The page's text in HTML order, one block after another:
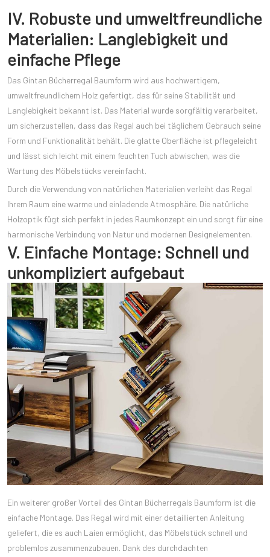
IV. Robuste und umweltfreundliche
Materialien: Langlebigkeit und
einfache Pflege
Das Gintan Bücherregal Baumform wird aus hochwertigem,
umweltfreundlichem Holz gefertigt, das für seine Stabilität und
Langlebigkeit bekannt ist. Das Material wurde sorgfältig verarbeitet,
um sicherzustellen, dass das Regal auch bei täglichem Gebrauch seine
Form und Funktionalität behält. Die glatte Oberfläche ist pflegeleicht
und lässt sich leicht mit einem feuchten Tuch abwischen, was die
Wartung des Möbelstücks vereinfacht.
Durch die Verwendung von natürlichen Materialien verleiht das Regal
Ihrem Raum eine warme und einladende Atmosphäre. Die natürliche
Holzoptik fügt sich perfekt in jedes Raumkonzept ein und sorgt für eine
harmonische Verbindung von Natur und modernen Designelementen.
V. Einfache Montage: Schnell und
unkompliziert aufgebaut
Ein weiterer großer Vorteil des Gintan Bücherregals Baumform ist die
einfache Montage. Das Regal wird mit einer detaillierten Anleitung
geliefert, die es auch Laien ermöglicht, das Möbelstück schnell und
problemlos zusammenzubauen. Dank des durchdachten